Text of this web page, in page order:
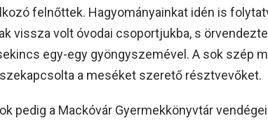
felnőttek. Hagyományainkat idén is
vissza volt óvodai csoportjukba, s
egy-egy gyöngyszemével. A sok szép
a meséket szerető résztvevőket.
pedig a Mackóvár Gyermekkönyvtár